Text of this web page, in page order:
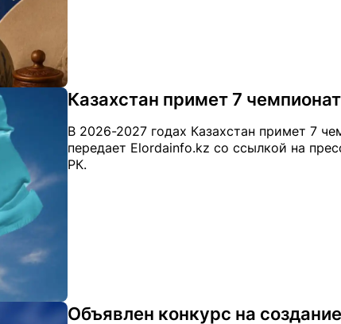
Казахстан примет 7
В 2026-2027 годах Казахстан примет 7
передает Elordainfo.kz со ссылкой на
РК.
Объявлен конкурс на